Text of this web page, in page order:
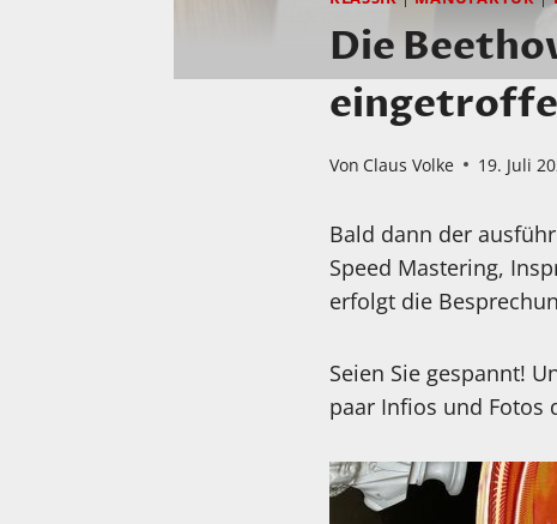
Die
Von Claus Volke 19. Juli
Bald dann der
Speed Mastering,
erfolgt die
Seien Sie gespannt!
paar Infios und Fotos